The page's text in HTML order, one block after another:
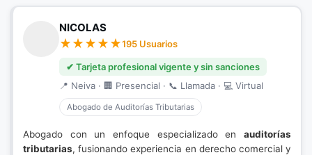
NICOLAS
195 Usuarios
✔ Tarjeta profesional vigente y sin sanciones
📍 Neiva · 🏢 Presencial · 📞 Llamada · 💻 Virtual
Abogado de Auditorías Tributarias
Abogado con un enfoque especializado en auditorías
tributarias, fusionando experiencia en derecho comercial y